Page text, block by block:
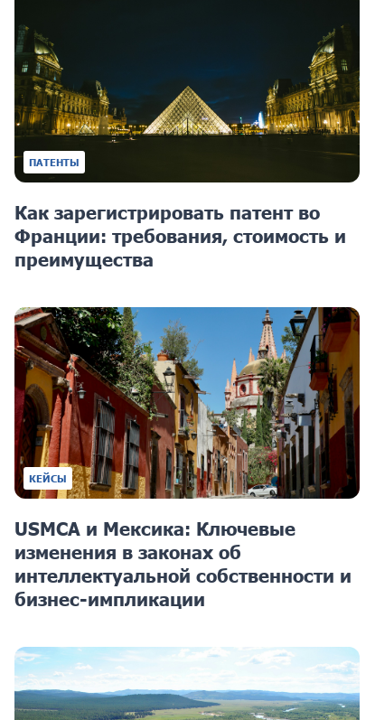
ПАТЕНТЫ
Как зарегистрировать патент во
Франции: требования, стоимость и
преимущества
КЕЙСЫ
USMCA и Мексика: Ключевые
изменения в законах об
интеллектуальной собственности и
бизнес-импликации